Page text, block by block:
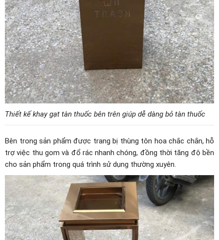
Thiết kế khay gạt tàn thuốc bên trên giúp dễ dàng bỏ tàn thuốc
Bên trong sản phẩm được trang bị thùng tôn hoa chắc chắn, hỗ
trợ việc thu gom và đổ rác nhanh chóng, đồng thời tăng độ bền
cho sản phẩm trong quá trình sử dụng thường xuyên.